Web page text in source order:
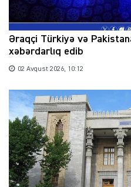
Əraqçi Türkiyə və
xəbərdarlıq edib
02 Avqust 2026, 10:12